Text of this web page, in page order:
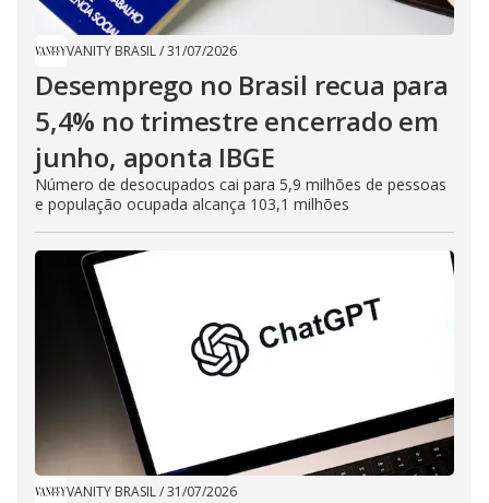
VANITY BRASIL/31/07/2026
Desemprego no Brasil recua para
5,4% no trimestre encerrado em
junho, aponta IBGE
Número de desocupados cai para 5,9 milhões de pessoas
e população ocupada alcança 103,1 milhões
VANITY BRASIL/31/07/2026